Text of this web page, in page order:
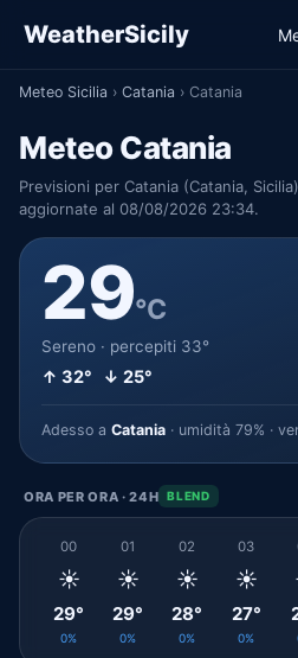
WeatherSicily
Meteo Sicilia › Catania › Catania
Meteo Catania
Previsioni per Catania (Catania,
aggiornate al 08/08/2026 23:34.
29°C
Sereno · percepiti 33°
↑ 32° ↓ 25°
Adesso a Catania · umidità 79% ·
ORA PER ORA · 24H BLEND
00
☀️
29°
0%
01
☀️
29°
0%
02
☀️
28°
0%
03
☀️
27°
0%